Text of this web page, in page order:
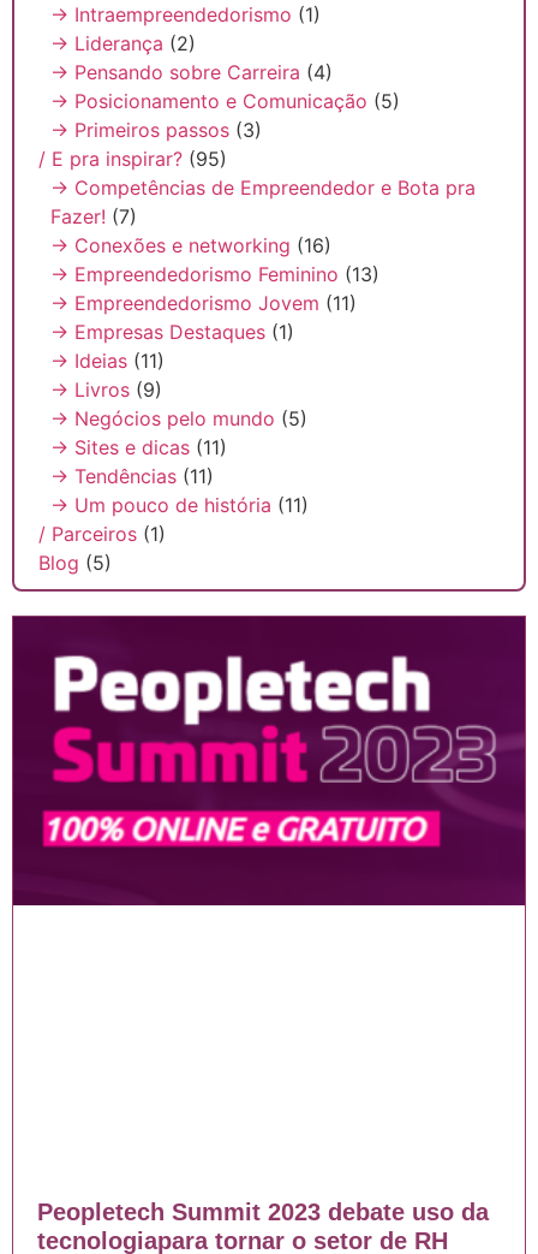
Peopletech Summit 2023 debate uso da
tecnologiapara tornar o setor de RH
→ Intraempreendedorismo (1)
→ Liderança (2)
→ Pensando sobre Carreira (4)
→ Posicionamento e Comunicação (5)
→ Primeiros passos (3)
/ E pra inspirar? (95)
→ Competências de Empreendedor e Bota pra
Fazer! (7)
→ Conexões e networking (16)
→ Empreendedorismo Feminino (13)
→ Empreendedorismo Jovem (11)
→ Empresas Destaques (1)
→ Ideias (11)
→ Livros (9)
→ Negócios pelo mundo (5)
→ Sites e dicas (11)
→ Tendências (11)
→ Um pouco de história (11)
/ Parceiros (1)
Blog (5)